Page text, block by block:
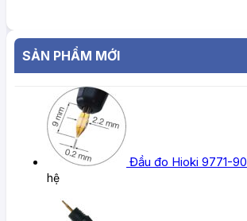
SẢN PHẨM MỚI
Đầu đo Hioki 9771-90
hệ